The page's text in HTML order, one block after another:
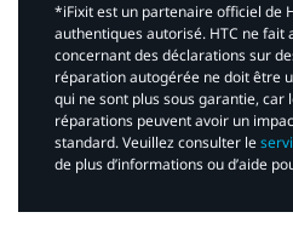
*iFixit est un partenaire officiel de
authentiques autorisé. HTC ne fait
concernant des déclarations sur
réparation autogérée ne doit être
qui ne sont plus sous garantie, car
réparations peuvent avoir un
standard. Veuillez consulter le
de plus d’informations ou d’aide